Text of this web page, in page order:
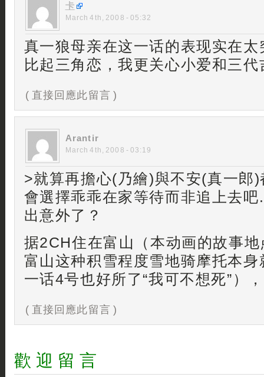
卡
March 4th, 2008 - 05:32
真一狼母亲在这一话的表现实在太
比起三角恋，我更关心小爱和三
( 直接回應此留言 )
Arantir
March 4th, 2008 - 03:19
>就算再擔心(乃繪)與不安(真一郎
會選擇乖乖在家等待而非追上去
出意外了？
据2CH住在富山（本动画的故事
富山这种积雪程度雪地骑摩托本
一话4号也好所了“我可不想死”）
( 直接回應此留言 )
歡 迎 留 言